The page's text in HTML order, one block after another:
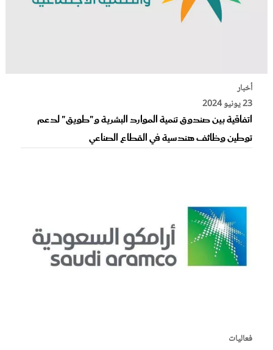
أخبار
23 يونيو 2024
اتفاقية بين صندوق تنمية الموارد البشرية و"طويق" لدعم
توطين وظائف هندسية في القطاع الصناعي
فعاليات